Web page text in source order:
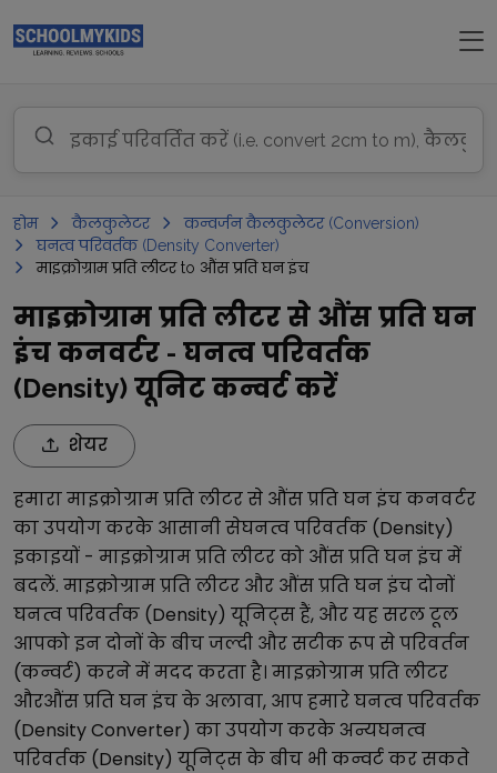
होम कैलकुलेटर
कन्वर्जन कैलकुलेटर (Conversion)
घनत्व परिवर्तक (Density Converter)
माइक्रोग्राम प्रति लीटर to औंस प्रति घन इंच
माइक्रोग्राम प्रति लीटर से औंस प्रति घन
इंच कनवर्टर - घनत्व परिवर्तक
(Density) यूनिट कन्वर्ट करें
शेयर
हमारामाइक्रोग्राम प्रति लीटरसे औंस प्रति घन इंचकनवर्टर
का उपयोग करके आसानी सेघनत्व परिवर्तक (Density)
इकाइयों - माइक्रोग्राम प्रति लीटरको औंस प्रति घन इंचमें
बदलें. माइक्रोग्राम प्रति लीटर और औंस प्रति घन इंचदोनों
घनत्व परिवर्तक (Density) यूनिट्स हैं, और यह सरल टूल
आपको इन दोनों के बीच जल्दी और सटीक रूप से परिवर्तन
(कन्वर्ट) करने में मदद करता है। माइक्रोग्राम प्रति लीटर
औरऔंस प्रति घन इंचके अलावा, आप हमारेघनत्व परिवर्तक
(Density Converter) का उपयोग करके अन्यघनत्व
परिवर्तक (Density) यूनिट्स के बीच भी कन्वर्ट कर सकते